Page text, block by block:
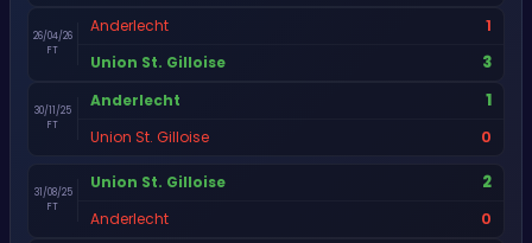
26/04/26
FT
Anderlecht 1
Union St. Gilloise 3
30/11/25
FT
Anderlecht 1
Union St. Gilloise 0
31/08/25
FT
Union St. Gilloise 2
Anderlecht 0